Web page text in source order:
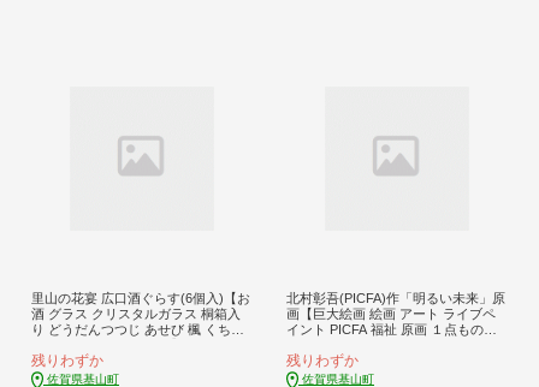
里山の花宴 広口酒ぐらす(6個入)【お
酒 グラス クリスタルガラス 桐箱入
り どうだんつつじ あせび 楓 くちな
残りわずか
佐賀県基山町
北村彰吾(PICFA)作「明るい未来」原
画【巨大絵画 絵画 アート ライブペ
イント PICFA 福祉 原画 １点もの】
残りわずか
佐賀県基山町